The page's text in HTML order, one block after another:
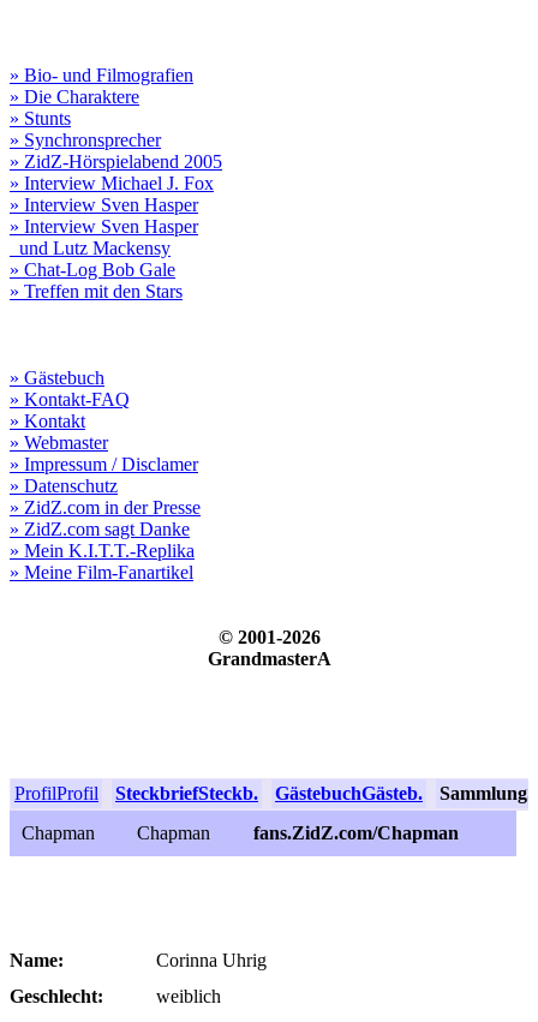
» Bio- und Filmografien
» Die Charaktere
» Stunts
» Synchronsprecher
» ZidZ-Hörspielabend 2005
» Interview Michael J. Fox
» Interview Sven Hasper
» Interview Sven Hasper
und Lutz Mackensy
» Chat-Log Bob Gale
» Treffen mit den Stars
» Gästebuch
» Kontakt-FAQ
» Kontakt
» Webmaster
» Impressum / Disclamer
» Datenschutz
» ZidZ.com in der Presse
» ZidZ.com sagt Danke
» Mein K.I.T.T.-Replika
» Meine Film-Fanartikel
© 2001-2026
GrandmasterA
ProfilProfil SteckbriefSteckb. GästebuchGästeb. Sammlung
Chapman
Chapman fans.ZidZ.com/Chapman
Name:
Corinna Uhrig
Geschlecht:
weiblich